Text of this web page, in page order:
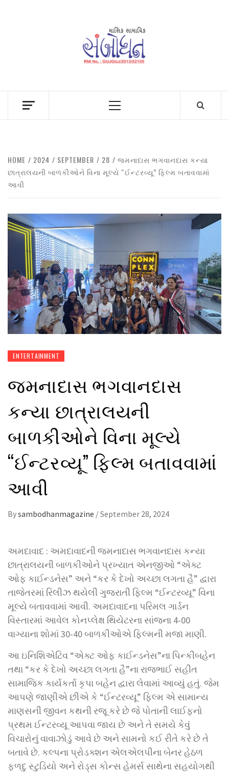
Primary
HOME 2024 SEPTEMBER 28
જમનાદાસ ભગવાનદાસ કન્યા
છાત્રાલયની બાળકીઓને વિના મૂલ્યે “ઈન્ટરવ્યૂ” ફિલ્મ બતાવવામાં
આવી
ENTERTAINMENT
જમનાદાસ ભગવાનદાસ
કન્યા છાત્રાલયની
બાળકીઓને વિના મૂલ્યે
“ઈન્ટરવ્યૂ” ફિલ્મ બતાવવામાં
આવી
Bysambodhanmagazine /September 28, 2024
અમદાવાદ : અમદાવાદની જમનાદાસ ભગવાનદાસ કન્યા
છાત્રાલયની બાળકીઓને પ્રખ્યાત એનજીઓ “એક્ટ
ઓફ કાઈન્ડનેસ” અને “કર કે દેખો અચ્છા લગતા હૈ” દ્વારા
તાજેતરમાં રિલીઝ થયેલી ગુજરાતી ફિલ્મ “ઈન્ટરવ્યૂ” વિના
મૂલ્યે બતાવવામાં આવી. અમદાવાદના પરિમલ ગાર્ડન
વિસ્તારમાં આવેલ કોનપ્લેક્ષ થિયેટરના સાંજના 4-00
વાગ્યાના શોમાં 30-40 બાળકીઓએ ફિલ્મની મજા માણી.
આ ઇનિશિએટિવ “એક્ટ ઓફ કાઈન્ડનેસ”ના પિન્કીબહેન
તથા “કર કે દેખો અચ્છા લગતા હૈ”ના રાજભાઈ સહીત
સામાજિક કાર્યકર્તા કૃપા બહેન દ્વારા લેવામાં આવ્યું હતું. જેમ
આપણે જાણીએ છીએ કે “ઈન્ટરવ્યૂ” ફિલ્મ એ સામાન્ય
માણસની જીવન કથની રજૂ કરે છે જે પોતાની લાઈફનો
પ્રથમ ઈન્ટરવ્યૂ આપવા જાય છે અને તે સમયે કેવું
વિચારોનું વાવાઝોડું આવે છે અને સામનો કઈ રીતે કરે છે તે
બતાવે છે. કલ્પના પ્રોડક્શન એલએલપીના બેનર હેઠળ
ફળદુ સ્ટુડિયો અને રોડ્સ કોન્સ હેમર્સ સાથેના સહયોગથી